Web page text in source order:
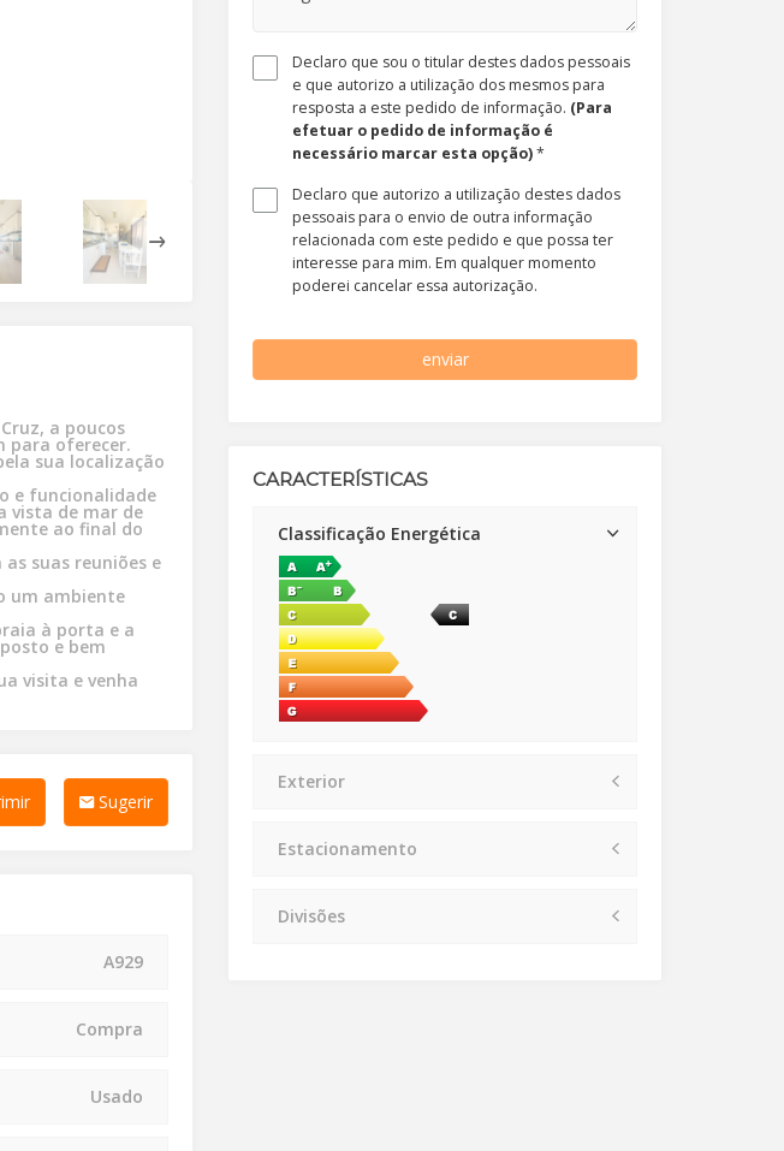
a poucos
para oferecer.
sua localização
e funcionalidade
vista de mar de
ao final do
suas reuniões e
um ambiente
à porta e a
e bem
visita e venha
Sugerir
A929
Compra
Usado
Declaro que sou o titular destes dados pessoais
e que autorizo a utilização dos mesmos para
resposta a este pedido de informação. (Para
efetuar o pedido de informação é
necessário marcar esta opção)*
Declaro que autorizo a utilização destes dados
pessoais para o envio de outra informação
relacionada com este pedido e que possa ter
interesse para mim. Em qualquer momento
poderei cancelar essa autorização.
enviar
CARACTERÍSTICAS
Classificação Energética
Exterior
Estacionamento
Divisões